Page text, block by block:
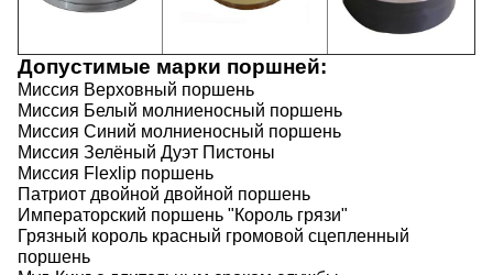
Допустимые марки поршней:
Миссия Верховный поршень
Миссия Белый молниеносный поршень
Миссия Синий молниеносный поршень
Миссия Зелёный Дуэт Пистоны
Миссия Flexlip поршень
Патриот двойной двойной поршень
Императорский поршень "Король грязи"
Грязный король красный громовой сцепленный
поршень